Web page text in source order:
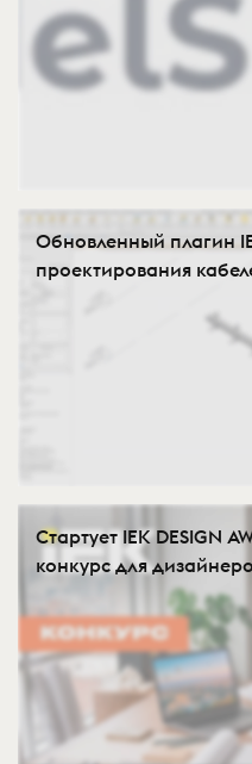
Обновленный плагин
проектирования
Стартует IEK DESIGN
конкурс для